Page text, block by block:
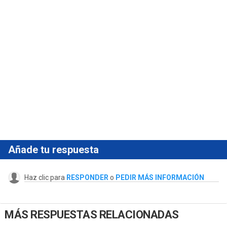
Añade tu respuesta
Haz clic para RESPONDER o PEDIR MÁS INFORMACIÓN
MÁS RESPUESTAS RELACIONADAS